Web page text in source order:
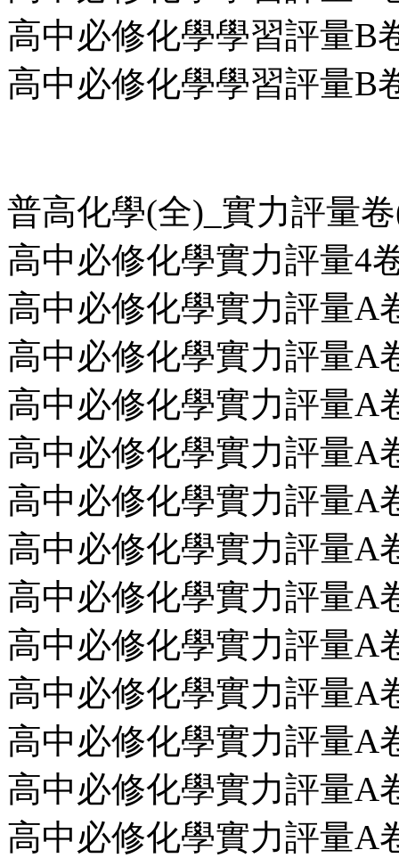
高中必修化學學習評量B
高中必修化學學習評量B
普高化學(全)_實力評量
高中必修化學實力評量4
高中必修化學實力評量A
高中必修化學實力評量A
高中必修化學實力評量A
高中必修化學實力評量A
高中必修化學實力評量A
高中必修化學實力評量A
高中必修化學實力評量A
高中必修化學實力評量A
高中必修化學實力評量A
高中必修化學實力評量A
高中必修化學實力評量A
高中必修化學實力評量A